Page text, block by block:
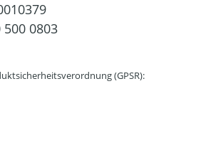
500 0803
(GPSR):